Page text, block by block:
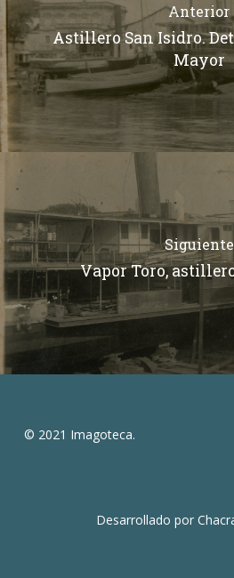
Anterior
Astillero San Isidro.
Mayor
Siguiente
Vapor Toro,
© 2021 Imagoteca.
Desarrollado por